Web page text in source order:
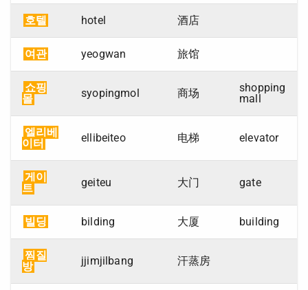
호텔 hotel 酒店
여관 yeogwan 旅馆
쇼핑
몰
syopingmol 商场
shopping
mall
엘리베
이터
ellibeiteo 电梯 elevator
게이
트
geiteu 大门 gate
빌딩 bilding 大厦 building
찜질
방
jjimjilbang 汗蒸房